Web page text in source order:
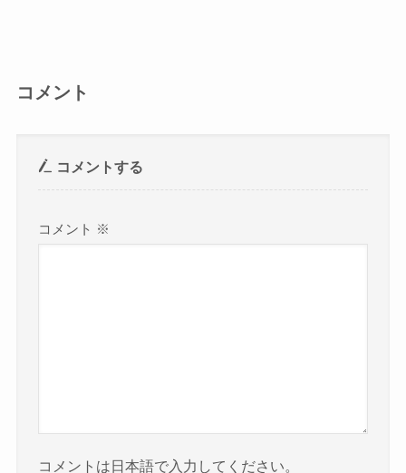
コメント
コメントする
コメント ※
コメントは日本語で入力してください。